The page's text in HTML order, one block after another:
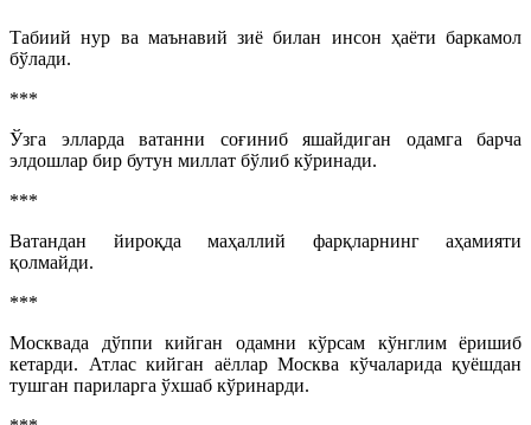
Табиий нур ва маънавий зиё билан инсон ҳаёти баркамол
бўлади.
***
Ўзга элларда ватанни соғиниб яшайдиган одамга барча
элдошлар бир бутун миллат бўлиб кўринади.
***
Ватандан йироқда маҳаллий фарқларнинг аҳамияти
қолмайди.
***
Москвада дўппи кийган одамни кўрсам кўнглим ёришиб
кетарди. Атлас кийган аёллар Москва кўчаларида қуёшдан
тушган париларга ўхшаб кўринарди.